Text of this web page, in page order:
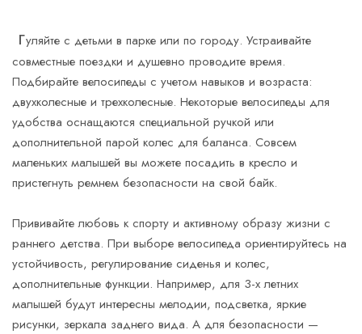
Гуляйте с детьми в парке или по городу. Устраивайте
совместные поездки и душевно проводите время.
Подбирайте велосипеды с учетом навыков и возраста:
двухколесные и трехколесные. Некоторые велосипеды для
удобства оснащаются специальной ручкой или
дополнительной парой колес для баланса. Совсем
маленьких малышей вы можете посадить в кресло и
пристегнуть ремнем безопасности на свой байк.
Прививайте любовь к спорту и активному образу жизни с
раннего детства. При выборе велосипеда ориентируйтесь на
устойчивость, регулирование сиденья и колес,
дополнительные функции. Например, для 3-х летних
малышей будут интересны мелодии, подсветка, яркие
рисунки, зеркала заднего вида. А для безопасности —